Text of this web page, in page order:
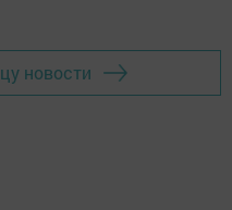
новости